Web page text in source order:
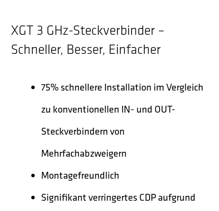
XGT 3 GHz-Steckverbinder –
Schneller, Besser, Einfacher
75% schnellere Installation im Vergleich
zu konventionellen IN- und OUT-
Steckverbindern von
Mehrfachabzweigern
Montagefreundlich
Signifikant verringertes CDP aufgrund